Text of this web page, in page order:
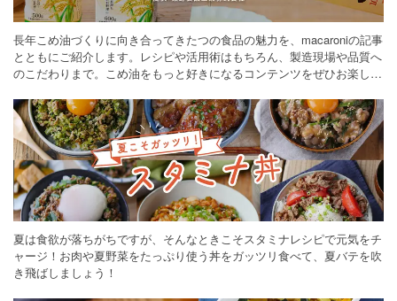
長年こめ油づくりに向き合ってきたつの食品の魅力を、macaroniの記事
とともにご紹介します。レシピや活用術はもちろん、製造現場や品質へ
のこだわりまで。こめ油をもっと好きになるコンテンツをぜひお楽しみ
夏は食欲が落ちがちですが、そんなときこそスタミナレシピで元気をチ
ャージ！お肉や夏野菜をたっぷり使う丼をガッツリ食べて、夏バテを吹
き飛ばしましょう！